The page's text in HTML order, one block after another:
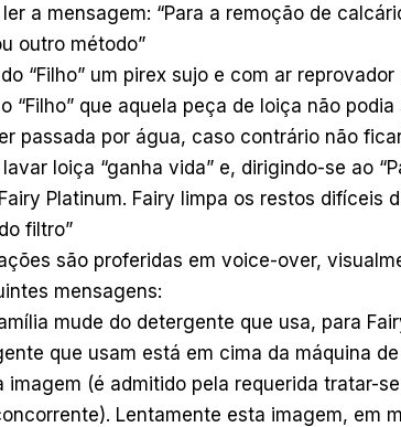
a mensagem: “Para a remoção de
outro método”
“Filho” um pirex sujo e com ar
“Filho” que aquela peça de loiça não
passada por água, caso contrário não
loiça “ganha vida” e, dirigindo-se ao
Platinum. Fairy limpa os restos difíceis
filtro”
são proferidas em voice-over,
mensagens:
mude do detergente que usa, para
que usam está em cima da máquina
imagem (é admitido pela requerida tratar-
Lentamente esta imagem, em